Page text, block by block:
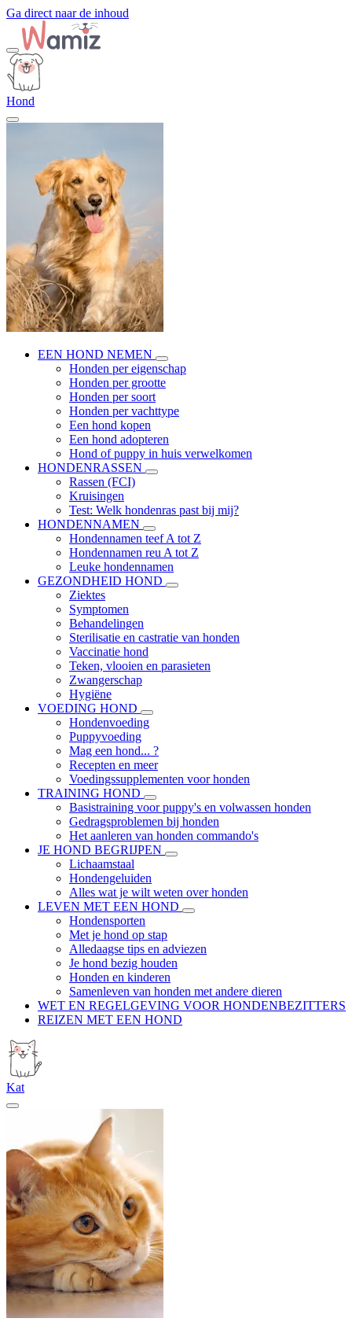
Ga direct naar de inhoud
Hond
EEN HOND NEMEN
Honden per eigenschap
Honden per grootte
Honden per soort
Honden per vachttype
Een hond kopen
Een hond adopteren
Hond of puppy in huis verwelkomen
HONDENRASSEN
Rassen (FCI)
Kruisingen
Test: Welk hondenras past bij mij?
HONDENNAMEN
Hondennamen teef A tot Z
Hondennamen reu A tot Z
Leuke hondennamen
GEZONDHEID HOND
Ziektes
Symptomen
Behandelingen
Sterilisatie en castratie van honden
Vaccinatie hond
Teken, vlooien en parasieten
Zwangerschap
Hygiëne
VOEDING HOND
Hondenvoeding
Puppyvoeding
Mag een hond... ?
Recepten en meer
Voedingssupplementen voor honden
TRAINING HOND
Basistraining voor puppy's en volwassen honden
Gedragsproblemen bij honden
Het aanleren van honden commando's
JE HOND BEGRIJPEN
Lichaamstaal
Hondengeluiden
Alles wat je wilt weten over honden
LEVEN MET EEN HOND
Hondensporten
Met je hond op stap
Alledaagse tips en adviezen
Je hond bezig houden
Honden en kinderen
Samenleven van honden met andere dieren
WET EN REGELGEVING VOOR HONDENBEZITTERS
REIZEN MET EEN HOND
Kat